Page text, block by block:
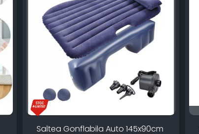
Saltea Gonflabila Auto 145x90cm